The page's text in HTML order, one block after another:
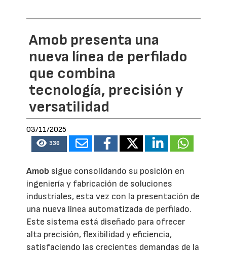
Amob presenta una
nueva línea de perfilado
que combina
tecnología, precisión y
versatilidad
03/11/2025
336
Amob sigue consolidando su posición en
ingeniería y fabricación de soluciones
industriales, esta vez con la presentación de
una nueva línea automatizada de perfilado.
Este sistema está diseñado para ofrecer
alta precisión, flexibilidad y eficiencia,
satisfaciendo las crecientes demandas de la